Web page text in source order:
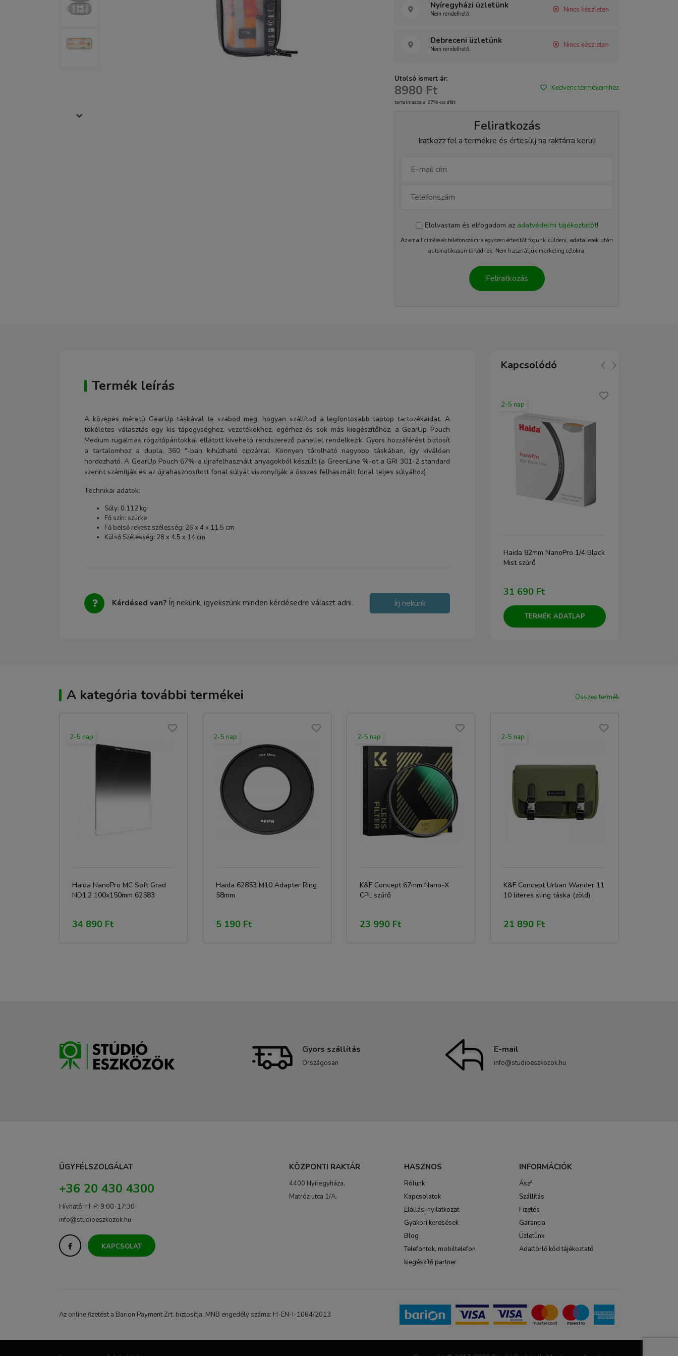
Nyíregyházi üzletünk
Nem rendelhető. Nincs készleten
Debreceni üzletünk
Nem rendelhető. Nincs készleten
Utolsó ismert ár:
8980 Ft
tartalmazza a 27%-os áfát
Kedvenc termékeimhez
Feliratkozás
Iratkozz fel a termékre és értesülj ha raktárra kerül!
Elolvastam és elfogadom az adatvédelmi tájékoztatót!
Az email címére és telefonszámra egyszeri értesítőt fogunk küldeni, adatai ezek után
automatikusan törlődnek. Nem használjuk marketing célokra.
Feliratkozás
Termék leírás
A közepes méretű GearUp táskával te szabod meg, hogyan szállítod a legfontosabb laptop tartozékaidat. A
tökéletes választás egy kis tápegységhez, vezetékekhez, egérhez és sok más kiegészítőhöz, a GearUp Pouch
Medium rugalmas rögzítőpántokkal ellátott kivehető rendszerező panellel rendelkezik. Gyors hozzáférést biztosít
a tartalomhoz a dupla, 360 °-ban kihúzható cipzárral. Könnyen tárolható nagyobb táskában, így kiválóan
hordozható. A GearUp Pouch 67%-a újrafelhasznált anyagokból készült (a GreenLine %-ot a GRI 301-2 standard
szerint számítják és az újrahasznosított fonal súlyát viszonyítják a összes felhasznált fonal teljes súlyához)
Technikai adatok:
Súly: 0.112 kg
Fő szín: szürke
Fő belső rekesz szélesség: 26 x 4 x 11.5 cm
Külső Szélesség: 28 x 4.5 x 14 cm
Kérdésed van? Írj nekünk, igyekszünk minden kérdésedre választ adni. Írj nekünk
Kapcsolódó
72 090 Ft
TERMÉK ADATLAP
2-5 nap
Haida 82mm NanoPro 1/4 Black
Mist szűrő
31 690 Ft
TERMÉK ADATLAP
A kategória további termékei Összes termék
2-5 nap
Haida NanoPro MC Soft Grad
ND1.2 100x150mm 62583
34 890 Ft
2-5 nap
Haida 62853 M10 Adapter Ring
58mm
5 190 Ft
2-5 nap
K&F Concept 67mm Nano-X
CPL szűrő
23 990 Ft
2-5 nap
K&F Concept Urban Wander 11
10 literes sling táska (zöld)
21 890 Ft
Gyors szállítás
Országosan
E-mail
info@studioeszkozok.hu
ÜGYFÉLSZOLGÁLAT
+36 20 430 4300
Hívható: H-P: 9:00-17:30
info@studioeszkozok.hu
KAPCSOLAT
KÖZPONTI RAKTÁR
4400 Nyíregyháza,
Matróz utca 1/A.
HASZNOS
Rólunk
Kapcsolatok
Elállási nyilatkozat
Gyakori keresések
Blog
Telefontok, mobiltelefon
kiegészítő partner
INFORMÁCIÓK
Ászf
Szállítás
Fizetés
Garancia
Üzletünk
Adattörlő kód tájékoztató
Az online fizetést a Barion Payment Zrt. biztosítja, MNB engedély száma: H-EN-I-1064/2013